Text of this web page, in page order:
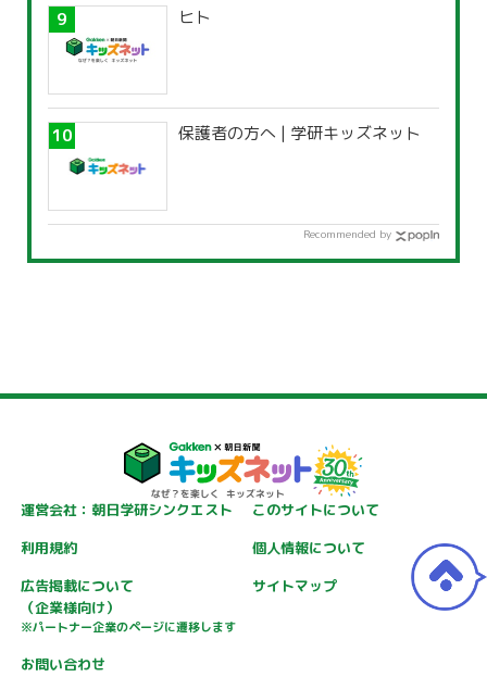
ヒト
保護者の方へ | 学研キッズネット
Recommended by
運営会社：朝日学研シンクエスト
このサイトについて
利用規約
個人情報について
広告掲載について
（企業様向け）
※パートナー企業のページに遷移します
サイトマップ
お問い合わせ